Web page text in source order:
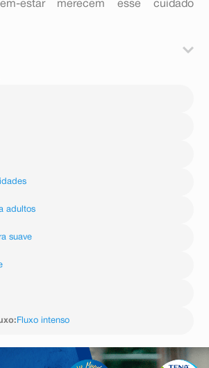
estar merecem esse cuidado
do verso e fixe o absorvente na
seus movimentos, tanto de dia
o conforto e a proteção.
adultos
suave
: Fluxo intenso